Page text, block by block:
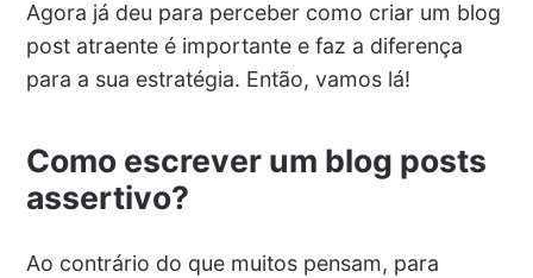
Agora já deu para perceber como criar um blog
post atraente é importante e faz a diferença
para a sua estratégia. Então, vamos lá!
Como escrever um blog posts
assertivo?
Ao contrário do que muitos pensam, para